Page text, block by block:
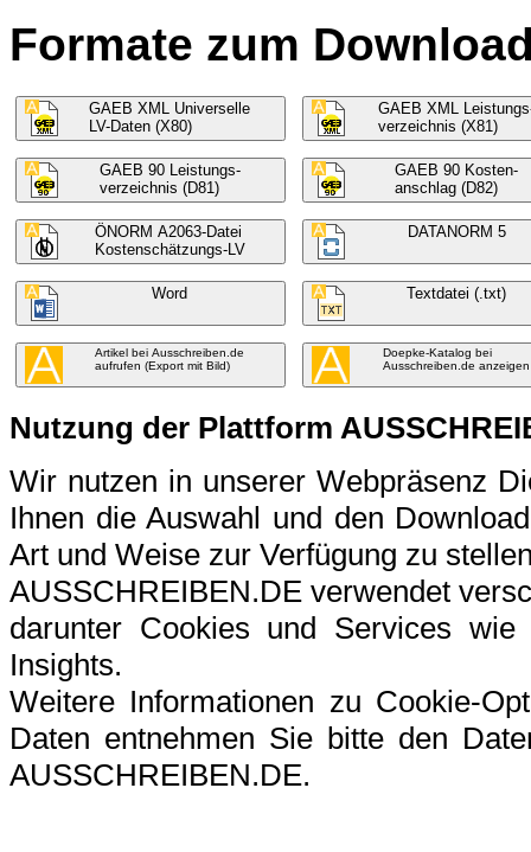
Formate zum
GAEB XML Universelle
LV-Daten (X80)
GAEB XML
verzeichnis (X81)
GAEB 90 Leistungs-
verzeichnis (D81)
GAEB 90 Kosten-
anschlag (D82)
ÖNORM A2063-Datei
Kostenschätzungs-LV
DATANORM 5
Word Textdatei (.txt)
Artikel bei Ausschreiben.de
aufrufen (Export mit Bild)
Doepke-Katalog bei
Ausschreiben.de anzeigen
Nutzung der Plattform
Wir nutzen in unserer Webpräsenz
Ihnen die Auswahl und den
Art und Weise zur Verfügung zu
AUSSCHREIBEN.DE verwendet
darunter Cookies und Services
Insights.
Weitere Informationen zu Cookie-
Daten entnehmen Sie bitte den
AUSSCHREIBEN.DE.